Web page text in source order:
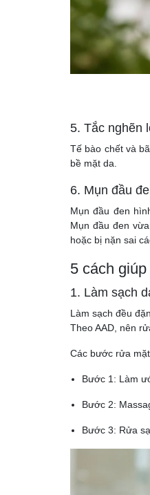
5. Tắc nghẽn
Tế bào chết và
bề mặt da.
6. Mụn đầu
Mụn đầu đen
Mụn đầu đen
hoặc bị nặn sai
5 cách
1. Làm sạch
Làm sạch đều
Theo AAD, nên
Các bước rửa
Bước 1: Làm
Bước 2:
Bước 3: Rửa